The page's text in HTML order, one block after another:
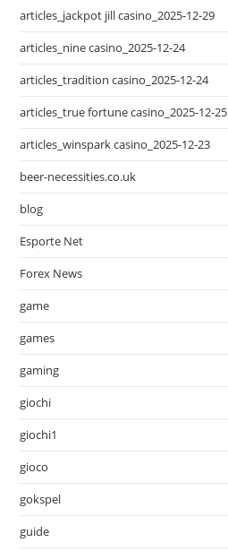
articles_jackpot jill casino_2025-12-29
articles_nine casino_2025-12-24
articles_tradition casino_2025-12-24
articles_true fortune casino_2025-12-25
articles_winspark casino_2025-12-23
beer-necessities.co.uk
blog
Esporte Net
Forex News
game
games
gaming
giochi
giochi1
gioco
gokspel
guide